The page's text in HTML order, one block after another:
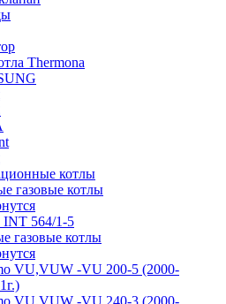
Thermona
котлы
газовые котлы
564/1-5
газовые котлы
VU,VUW -VU 200-5 (2000-
VU,VUW -VU 240-3 (2000-